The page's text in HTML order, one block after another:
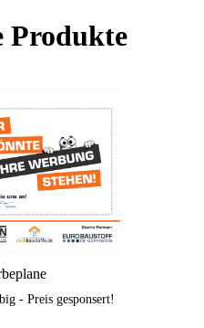
Produkte
- Preis gesponsert!